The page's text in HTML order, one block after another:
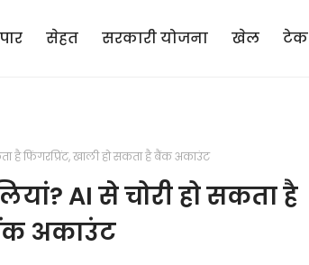
सेहत सरकारी योजना खेल टेक
है फिंगरप्रिंट, खाली हो सकता है बैंक अकाउंट
AI से चोरी हो सकता है
अकाउंट